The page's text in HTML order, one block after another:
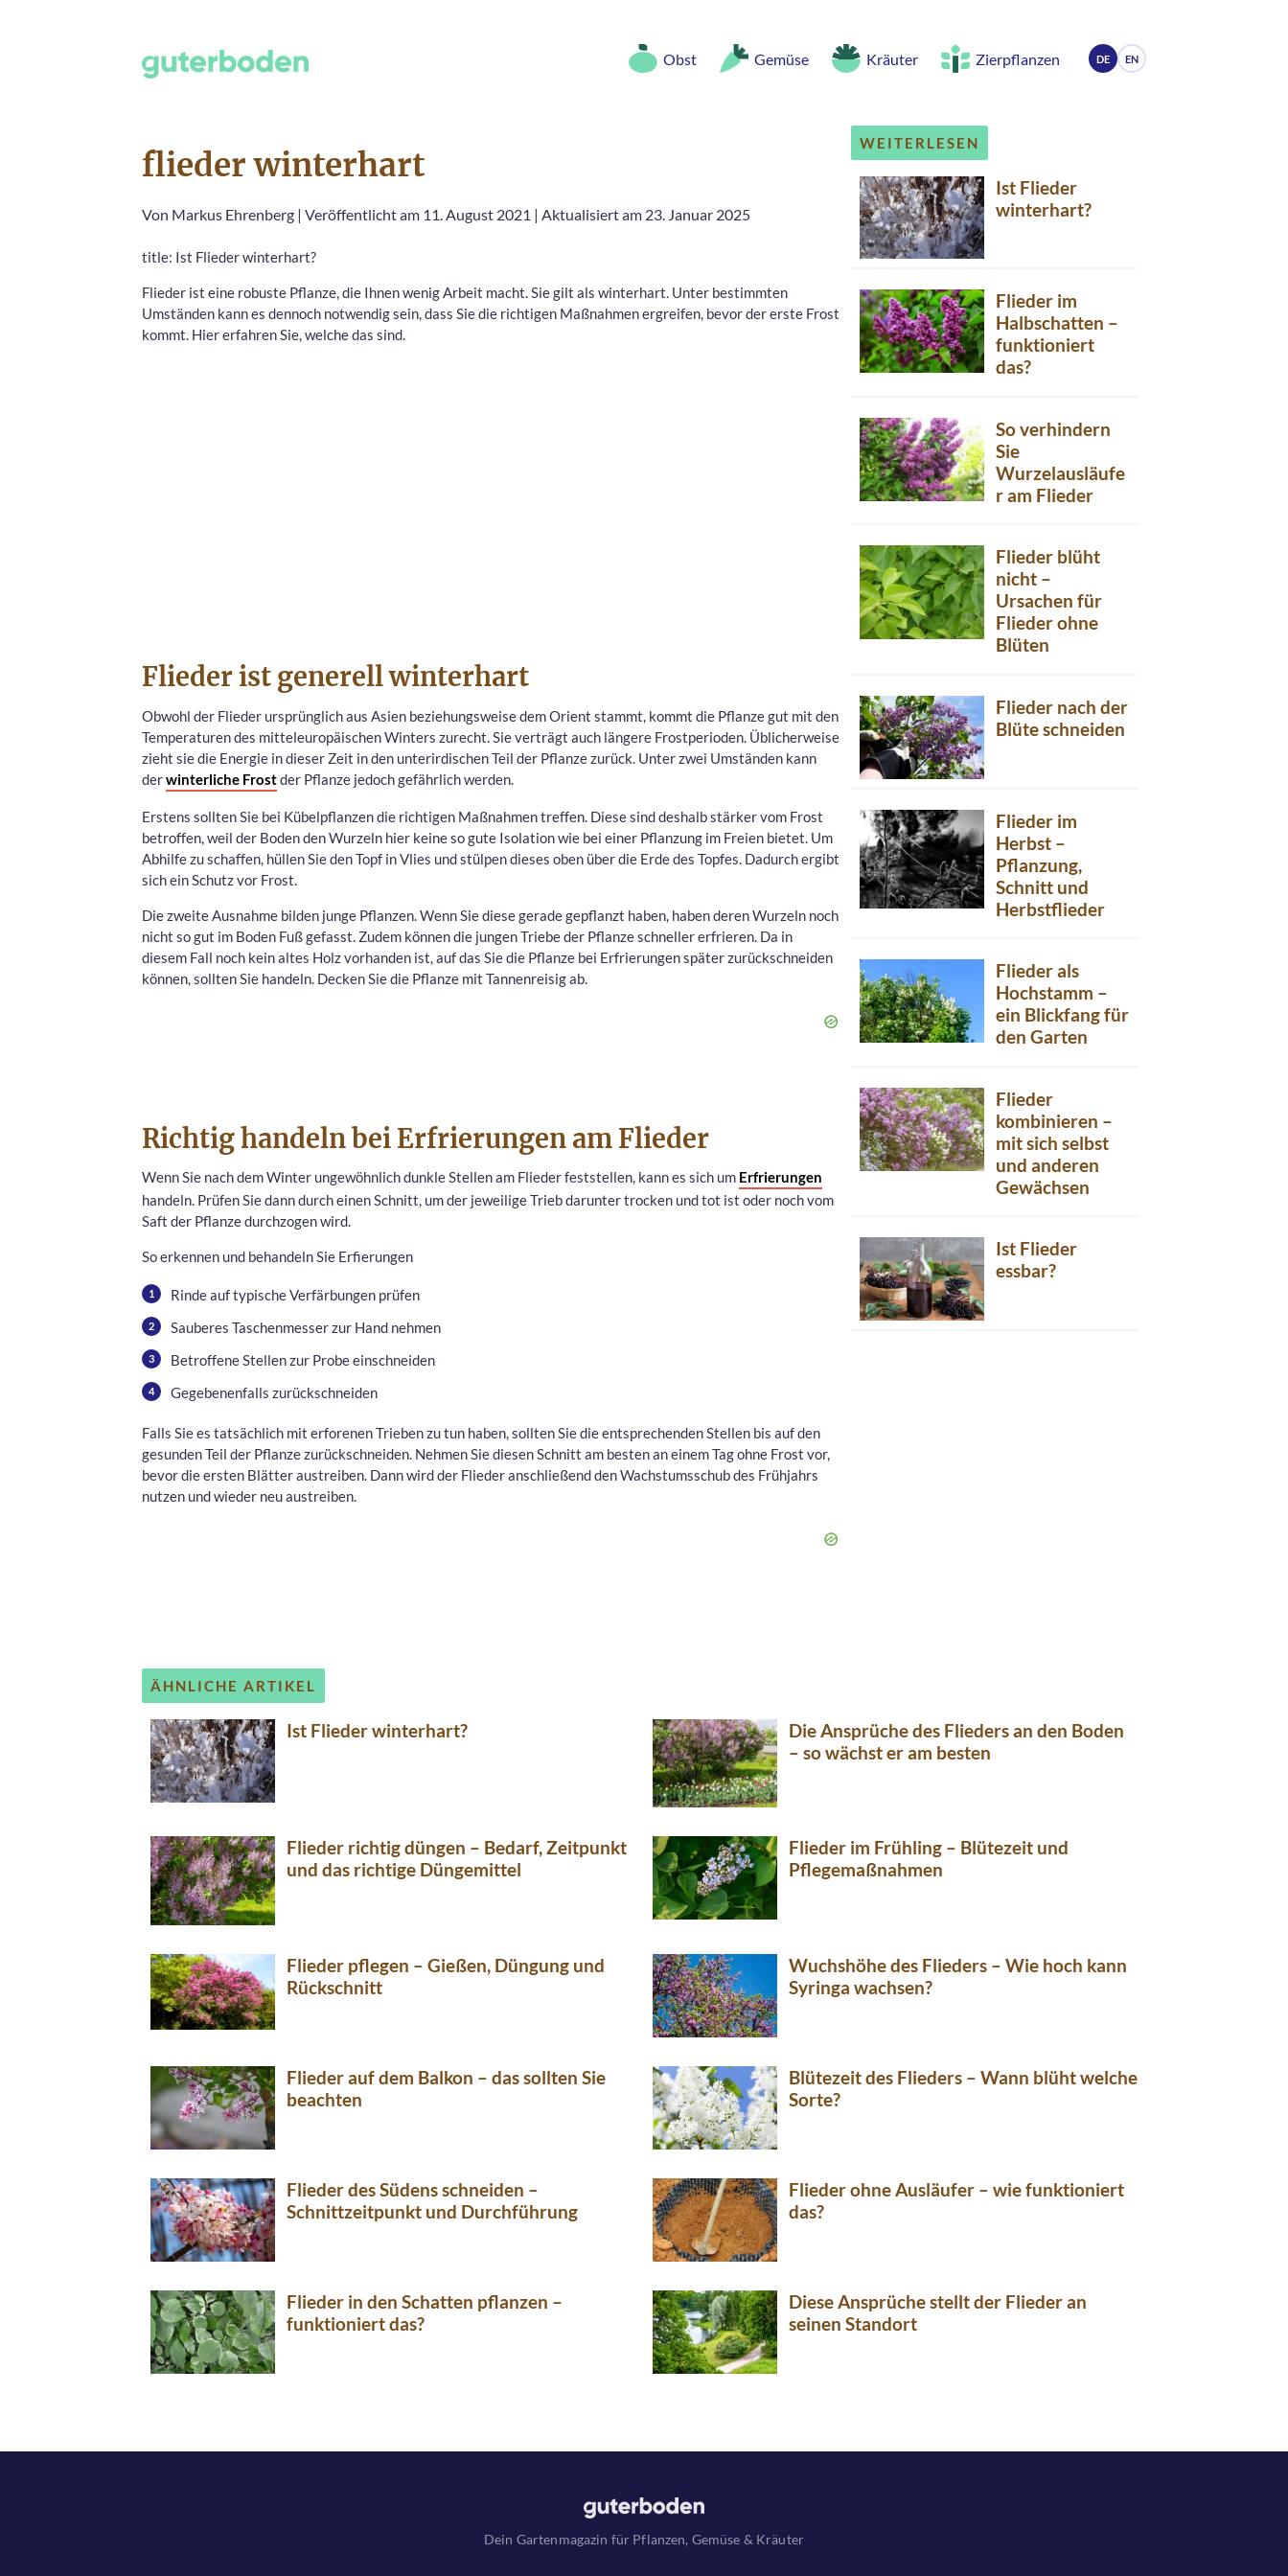
Obst Gemüse Kräuter Zierpflanzen DE EN
flieder winterhart
Von Markus Ehrenberg | Veröffentlicht am 11. August 2021 | Aktualisiert am 23. Januar 2025
title: Ist Flieder winterhart?
Flieder ist eine robuste Pflanze, die Ihnen wenig Arbeit macht. Sie gilt als winterhart. Unter bestimmten
Umständen kann es dennoch notwendig sein, dass Sie die richtigen Maßnahmen ergreifen, bevor der erste Frost
kommt. Hier erfahren Sie, welche das sind.
Flieder ist generell winterhart
Obwohl der Flieder ursprünglich aus Asien beziehungsweise dem Orient stammt, kommt die Pflanze gut mit den
Temperaturen des mitteleuropäischen Winters zurecht. Sie verträgt auch längere Frostperioden. Üblicherweise
zieht sie die Energie in dieser Zeit in den unterirdischen Teil der Pflanze zurück. Unter zwei Umständen kann
derwinterliche Frostder Pflanze jedoch gefährlich werden.
Erstens sollten Sie bei Kübelpflanzen die richtigen Maßnahmen treffen. Diese sind deshalb stärker vom Frost
betroffen, weil der Boden den Wurzeln hier keine so gute Isolation wie bei einer Pflanzung im Freien bietet. Um
Abhilfe zu schaffen, hüllen Sie den Topf in Vlies und stülpen dieses oben über die Erde des Topfes. Dadurch ergibt
sich ein Schutz vor Frost.
Die zweite Ausnahme bilden junge Pflanzen. Wenn Sie diese gerade gepflanzt haben, haben deren Wurzeln noch
nicht so gut im Boden Fuß gefasst. Zudem können die jungen Triebe der Pflanze schneller erfrieren. Da in
diesem Fall noch kein altes Holz vorhanden ist, auf das Sie die Pflanze bei Erfrierungen später zurückschneiden
können, sollten Sie handeln. Decken Sie die Pflanze mit Tannenreisig ab.
Richtig handeln bei Erfrierungen am Flieder
Wenn Sie nach dem Winter ungewöhnlich dunkle Stellen am Flieder feststellen, kann es sich um Erfrierungen
handeln. Prüfen Sie dann durch einen Schnitt, um der jeweilige Trieb darunter trocken und tot ist oder noch vom
Saft der Pflanze durchzogen wird.
So erkennen und behandeln Sie Erfierungen
Rinde auf typische Verfärbungen prüfen
Sauberes Taschenmesser zur Hand nehmen
Betroffene Stellen zur Probe einschneiden
Gegebenenfalls zurückschneiden
Falls Sie es tatsächlich mit erforenen Trieben zu tun haben, sollten Sie die entsprechenden Stellen bis auf den
gesunden Teil der Pflanze zurückschneiden. Nehmen Sie diesen Schnitt am besten an einem Tag ohne Frost vor,
bevor die ersten Blätter austreiben. Dann wird der Flieder anschließend den Wachstumsschub des Frühjahrs
nutzen und wieder neu austreiben.
WEITERLESEN
Ist Flieder
winterhart?
Flieder im
Halbschatten –
funktioniert
das?
So verhindern
Sie
Wurzelausläufe
r am Flieder
Flieder blüht
nicht –
Ursachen für
Flieder ohne
Blüten
Flieder nach der
Blüte schneiden
Flieder im
Herbst –
Pflanzung,
Schnitt und
Herbstflieder
Flieder als
Hochstamm –
ein Blickfang für
den Garten
Flieder
kombinieren –
mit sich selbst
und anderen
Gewächsen
Ist Flieder
essbar?
ÄHNLICHE ARTIKEL
Ist Flieder winterhart?
Die Ansprüche des Flieders an den Boden
– so wächst er am besten
Flieder richtig düngen – Bedarf, Zeitpunkt
und das richtige Düngemittel
Flieder im Frühling – Blütezeit und
Pflegemaßnahmen
Flieder pflegen – Gießen, Düngung und
Rückschnitt
Wuchshöhe des Flieders – Wie hoch kann
Syringa wachsen?
Flieder auf dem Balkon – das sollten Sie
beachten
Blütezeit des Flieders – Wann blüht welche
Sorte?
Flieder des Südens schneiden –
Schnittzeitpunkt und Durchführung
Flieder ohne Ausläufer – wie funktioniert
das?
Flieder in den Schatten pflanzen –
funktioniert das?
Diese Ansprüche stellt der Flieder an
seinen Standort
Dein Gartenmagazin für Pflanzen, Gemüse & Kräuter